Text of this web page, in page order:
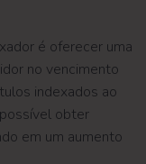
é oferecer uma
no vencimento
indexados ao
obter
em um aumento